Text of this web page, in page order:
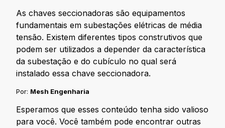
As chaves seccionadoras são equipamentos
fundamentais em subestações elétricas de média
tensão. Existem diferentes tipos construtivos que
podem ser utilizados a depender da característica
da subestação e do cubículo no qual será
instalado essa chave seccionadora.
Por: Mesh Engenharia
Esperamos que esses conteúdo tenha sido valioso
para você. Você também pode encontrar outras